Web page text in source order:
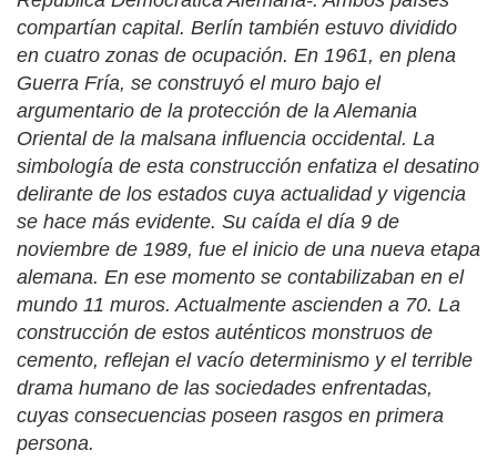
compartían capital. Berlín también estuvo dividido
en cuatro zonas de ocupación. En 1961, en plena
Guerra Fría, se construyó el muro bajo el
argumentario de la protección de la Alemania
Oriental de la malsana influencia occidental. La
simbología de esta construcción enfatiza el desatino
delirante de los estados cuya actualidad y vigencia
se hace más evidente. Su caída el día 9 de
noviembre de 1989, fue el inicio de una nueva etapa
alemana. En ese momento se contabilizaban en el
mundo 11 muros. Actualmente ascienden a 70. La
construcción de estos auténticos monstruos de
cemento, reflejan el vacío determinismo y el terrible
drama humano de las sociedades enfrentadas,
cuyas consecuencias poseen rasgos en primera
persona.